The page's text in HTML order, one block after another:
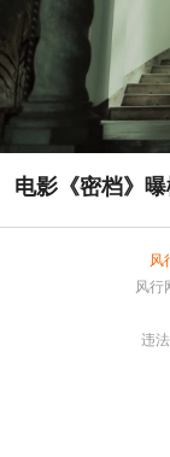
电影《密档》
风
风行
违